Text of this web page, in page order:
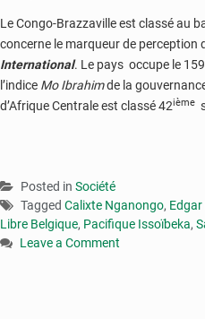
Le Congo-Brazzaville est classé au
concerne le marqueur de perception
International. Le pays occupe le 159
l’indice Mo Ibrahimde la
d’Afrique Centrale est classé 42ième
Posted in Société
Tagged Calixte Nganongo,
Libre Belgique, Pacifique Issoïbeka,
Leave a Comment